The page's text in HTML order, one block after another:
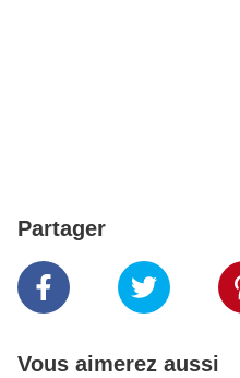
Partager
Vous aimerez aussi